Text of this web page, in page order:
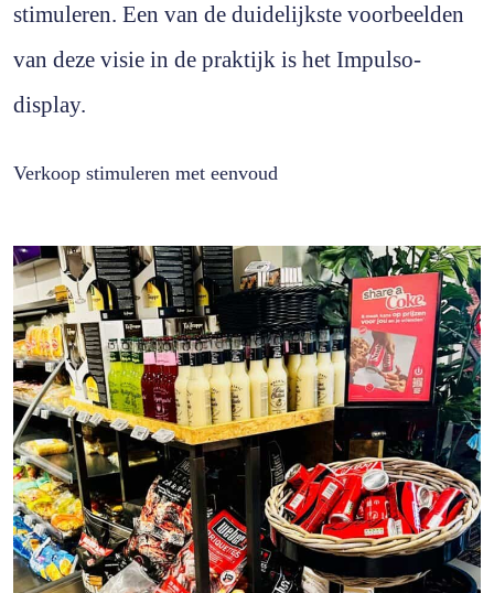
stimuleren. Een van de duidelijkste voorbeelden
van deze visie in de praktijk is het Impulso-
display.
Verkoop stimuleren met eenvoud